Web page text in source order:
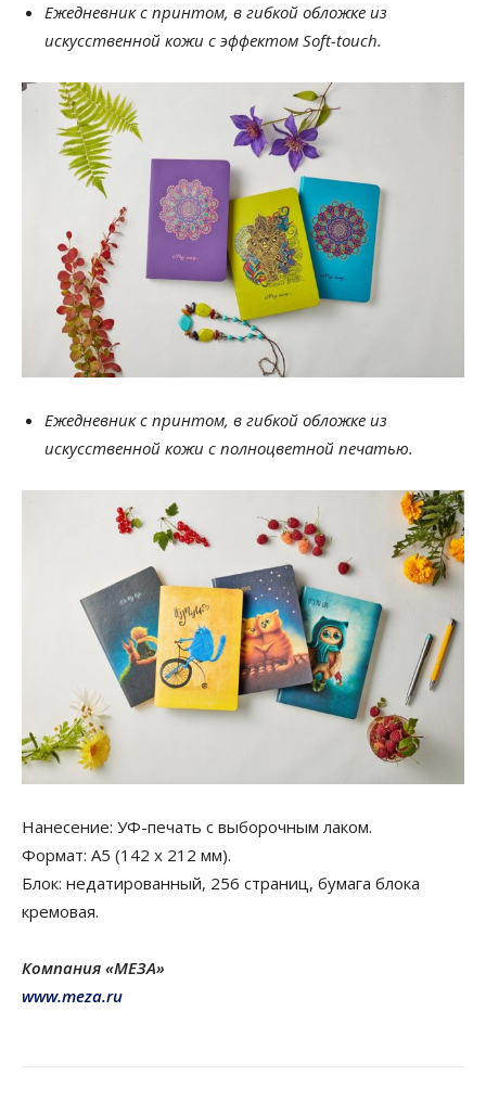
Ежедневник с принтом, в гибкой обложке из
искусственной кожи с эффектом Soft-touch.
Ежедневник с принтом, в гибкой обложке из
искусственной кожи с полноцветной печатью.
Нанесение: УФ-печать с выборочным лаком.
Формат: А5 (142 х 212 мм).
Блок: недатированный, 256 страниц, бумага блока
кремовая.
Компания «МЕЗА»
www.meza.ru